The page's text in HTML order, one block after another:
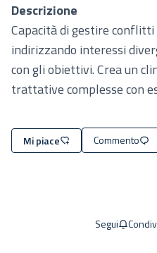
Descrizione
Capacità di gestire
indirizzando interessi
con gli obiettivi. Crea un
trattative complesse con
Mi piace Commento
Segui